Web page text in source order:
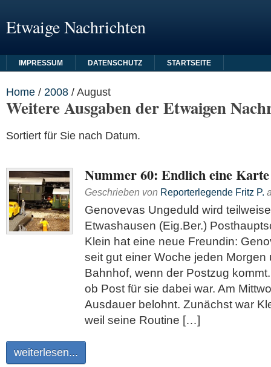
Etwaige Nachrichten
IMPRESSUM DATENSCHUTZ STARTSEITE
Home / 2008 / August
Weitere Ausgaben der Etwaigen
Sortiert für Sie nach Datum.
Nummer 60: Endlich eine Karte
Geschrieben von Reporterlegende Fritz P.
Genovevas Ungeduld wird
Etwashausen (Eig.Ber.)
Klein hat eine neue Freundin:
seit gut einer Woche jeden Morgen
Bahnhof, wenn der Postzug
ob Post für sie dabei war. Am
Ausdauer belohnt. Zunächst war
weil seine Routine […]
weiterlesen...